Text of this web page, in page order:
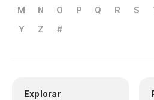
M
N O P Q R S
Y
Z #
Explorar